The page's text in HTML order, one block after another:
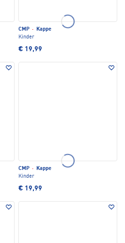
CMP ·
Kappe
Kinder
€ 19,99
CMP ·
Kappe
Kinder
€ 19,99